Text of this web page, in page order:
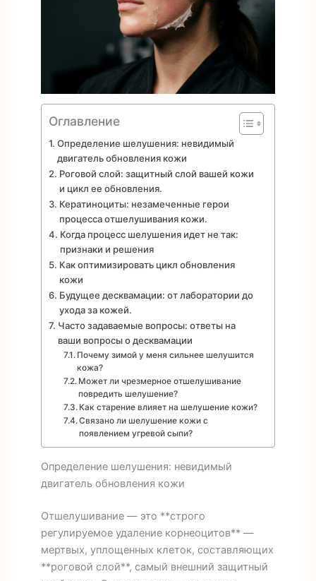
Оглавление
Определение шелушения: невидимый
двигатель обновления кожи
Роговой слой: защитный слой вашей кожи
и цикл ее обновления.
Кератиноциты: незамеченные герои
процесса отшелушивания кожи.
Когда процесс шелушения идет не так:
признаки и решения
Как оптимизировать цикл обновления
кожи
Будущее десквамации: от лаборатории до
ухода за кожей.
Часто задаваемые вопросы: ответы на
ваши вопросы о десквамации
Почему зимой у меня сильнее шелушится
кожа?
Может ли чрезмерное отшелушивание
повредить шелушение?
Как старение влияет на шелушение кожи?
Связано ли шелушение кожи с
появлением угревой сыпи?
Определение шелушения: невидимый
двигатель обновления кожи
Отшелушивание — это **строго
регулируемое удаление корнеоцитов** —
мертвых, уплощенных клеток, составляющих
**роговой слой**, самый внешний защитный